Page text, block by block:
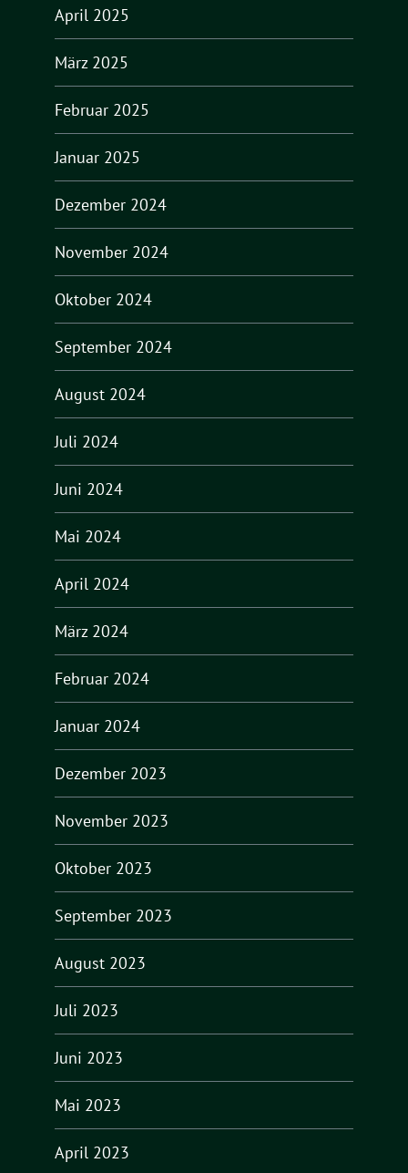
April 2025
März 2025
Februar 2025
Januar 2025
Dezember 2024
November 2024
Oktober 2024
September 2024
August 2024
Juli 2024
Juni 2024
Mai 2024
April 2024
März 2024
Februar 2024
Januar 2024
Dezember 2023
November 2023
Oktober 2023
September 2023
August 2023
Juli 2023
Juni 2023
Mai 2023
April 2023